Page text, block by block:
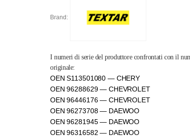
Brand:
I numeri di serie del produttore confrontati con il
originale:
OEN S113501080 — CHERY
OEN 96288629 — CHEVROLET
OEN 96446176 — CHEVROLET
OEN 96273708 — DAEWOO
OEN 96281945 — DAEWOO
OEN 96316582 — DAEWOO